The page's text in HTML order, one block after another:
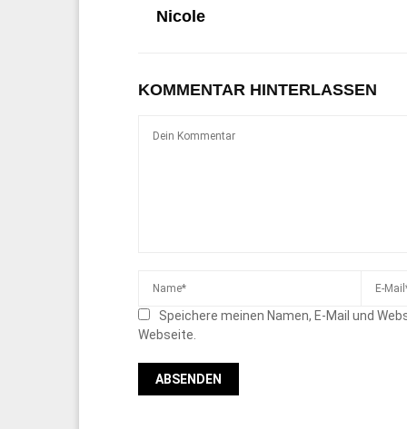
Nicole
KOMMENTAR HINTERLASSEN
Speichere meinen Namen, E-Mail und
Webseite.